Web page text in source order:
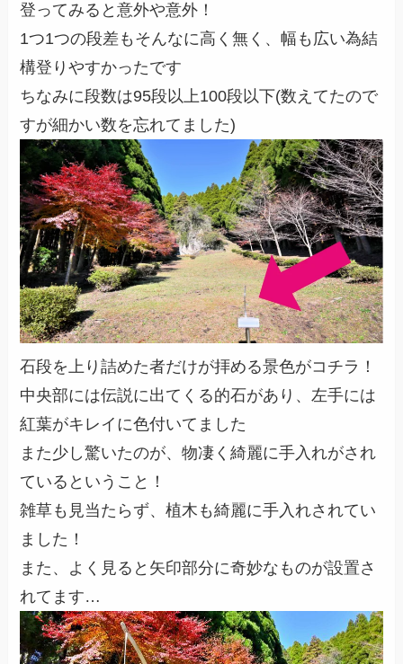
登ってみると意外や意外！
1つ1つの段差もそんなに高く無く、幅も広い為結
構登りやすかったです
ちなみに段数は95段以上100段以下(数えてたので
すが細かい数を忘れてました)
石段を上り詰めた者だけが拝める景色がコチラ！
中央部には伝説に出てくる的石があり、左手には
紅葉がキレイに色付いてました
また少し驚いたのが、物凄く綺麗に手入れがされ
ているということ！
雑草も見当たらず、植木も綺麗に手入れされてい
ました！
また、よく見ると矢印部分に奇妙なものが設置さ
れてます…